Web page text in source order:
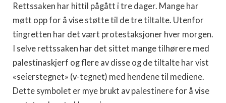
Rettssaken har hittil pågått i tre dager. Mange har
møtt opp for å vise støtte til de tre tiltalte. Utenfor
tingretten har det vært protestaksjoner hver morgen.
I selve rettssaken har det sittet mange tilhørere med
palestinaskjerf og flere av disse og de tiltalte har vist
«seierstegnet» (v-tegnet) med hendene til mediene.
Dette symbolet er mye brukt av palestinere for å vise